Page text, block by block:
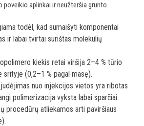
poveikio aplinkai ir neužteršia grunto.
todėl, kad sumaišyti komponentai
ir labai tvirtai surištas molekulių
kiekis retai viršija 2–4 % tūrio
srityje (0,2–1 % pagal masę).
nuo injekcijos vietos yra ribotas
polimerizacija vyksta labai sparčiai.
procedūrų atliekamos arti paviršiaus